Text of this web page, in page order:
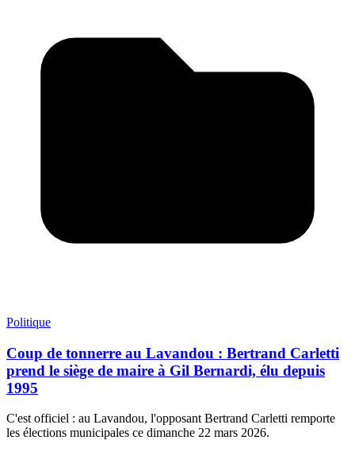
Politique
Coup de tonnerre au Lavandou : Bertrand Carletti
prend le siège de maire à Gil Bernardi, élu depuis
1995
C'est officiel : au Lavandou, l'opposant Bertrand Carletti remporte
les élections municipales ce dimanche 22 mars 2026.